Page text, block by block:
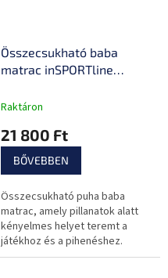
Összecsukható baba
matrac inSPORTline
Raktáron
21 800 Ft
BŐVEBBEN
Összecsukható puha baba
matrac, amely pillanatok alatt
kényelmes helyet teremt a
játékhoz és a pihenéshez.